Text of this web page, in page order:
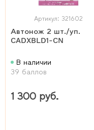
Артикул: 321602
Автонож 2 шт./уп.
CADXBLD1-CN
В наличии
39 баллов
1 300 руб.